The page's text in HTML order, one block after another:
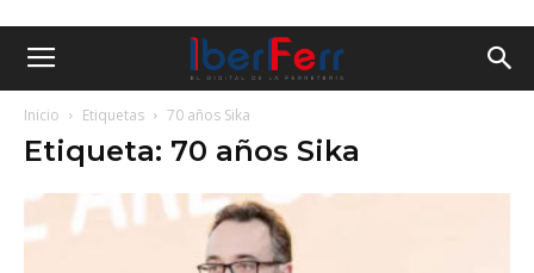
Inicio Etiquetas 70 años Sika
Etiqueta: 70 años Sika